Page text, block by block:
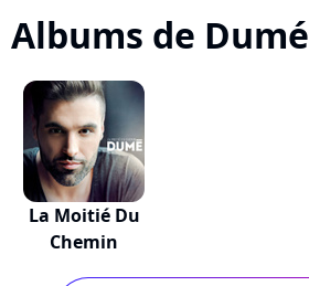
Albums de Dumé
La Moitié Du
Chemin